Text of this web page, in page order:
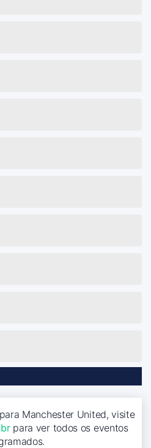
Manchester United, visite
para ver todos os eventos